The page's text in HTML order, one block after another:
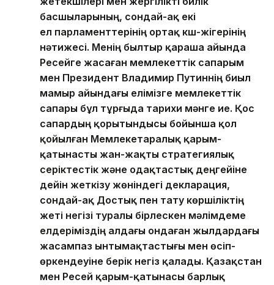
басшыларының, сондай-ақ екі
ел парламенттерінің ортақ күш-жігерінің
нәтижесі. Менің былтыр қараша айында
Ресейге жасаған мемлекеттік сапарым
мен Президент Владимир Путиннің биыл
мамыр айындағы елімізге мемлекеттік
сапары бұл тұрғыда тарихи мәнге ие. Қос
сапардың қорытындысы бойынша қол
қойылған Мемлекетаралық қарым-
қатынасты жан-жақты стратегиялық
серіктестік және одақтастық деңгейіне
дейін жеткізу жөніндегі декларация,
сондай-ақ Достық пен тату көршіліктің
жеті негізі туралы бірлескен мәлімдеме
елдеріміздің алдағы ондаған жылдардағы
жасампаз ынтымақтастығы мен өсіп-
өркендеуіне берік негіз қалады. Қазақстан
мен Ресей қарым-қатынасы барлық